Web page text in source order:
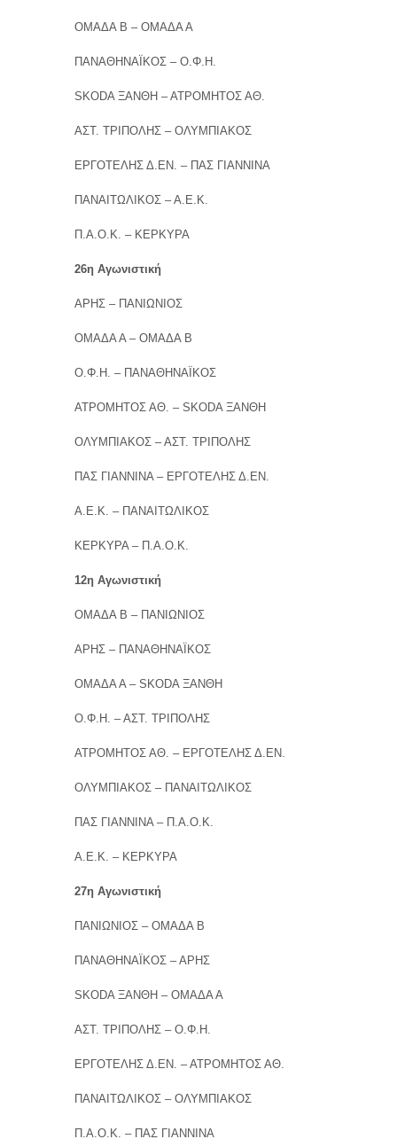
ΟΜΑΔΑ Β – ΟΜΑΔΑ Α
ΠΑΝΑΘΗΝΑΪΚΟΣ – Ο.Φ.Η.
SKODA ΞΑΝΘΗ – ΑΤΡΟΜΗΤΟΣ ΑΘ.
ΑΣΤ. ΤΡΙΠΟΛΗΣ – ΟΛΥΜΠΙΑΚΟΣ
ΕΡΓΟΤΕΛΗΣ Δ.ΕΝ. – ΠΑΣ ΓΙΑΝΝΙΝΑ
ΠΑΝΑΙΤΩΛΙΚΟΣ – Α.Ε.Κ.
Π.Α.Ο.Κ. – ΚΕΡΚΥΡΑ
26η Αγωνιστική
ΑΡΗΣ – ΠΑΝΙΩΝΙΟΣ
ΟΜΑΔΑ Α – ΟΜΑΔΑ Β
Ο.Φ.Η. – ΠΑΝΑΘΗΝΑΪΚΟΣ
ΑΤΡΟΜΗΤΟΣ ΑΘ. – SKODA ΞΑΝΘΗ
ΟΛΥΜΠΙΑΚΟΣ – ΑΣΤ. ΤΡΙΠΟΛΗΣ
ΠΑΣ ΓΙΑΝΝΙΝΑ – ΕΡΓΟΤΕΛΗΣ Δ.ΕΝ.
Α.Ε.Κ. – ΠΑΝΑΙΤΩΛΙΚΟΣ
ΚΕΡΚΥΡΑ – Π.Α.Ο.Κ.
12η Αγωνιστική
ΟΜΑΔΑ Β – ΠΑΝΙΩΝΙΟΣ
ΑΡΗΣ – ΠΑΝΑΘΗΝΑΪΚΟΣ
ΟΜΑΔΑ Α – SKODA ΞΑΝΘΗ
Ο.Φ.Η. – ΑΣΤ. ΤΡΙΠΟΛΗΣ
ΑΤΡΟΜΗΤΟΣ ΑΘ. – ΕΡΓΟΤΕΛΗΣ Δ.ΕΝ.
ΟΛΥΜΠΙΑΚΟΣ – ΠΑΝΑΙΤΩΛΙΚΟΣ
ΠΑΣ ΓΙΑΝΝΙΝΑ – Π.Α.Ο.Κ.
Α.Ε.Κ. – ΚΕΡΚΥΡΑ
27η Αγωνιστική
ΠΑΝΙΩΝΙΟΣ – ΟΜΑΔΑ Β
ΠΑΝΑΘΗΝΑΪΚΟΣ – ΑΡΗΣ
SKODA ΞΑΝΘΗ – ΟΜΑΔΑ Α
ΑΣΤ. ΤΡΙΠΟΛΗΣ – Ο.Φ.Η.
ΕΡΓΟΤΕΛΗΣ Δ.ΕΝ. – ΑΤΡΟΜΗΤΟΣ ΑΘ.
ΠΑΝΑΙΤΩΛΙΚΟΣ – ΟΛΥΜΠΙΑΚΟΣ
Π.Α.Ο.Κ. – ΠΑΣ ΓΙΑΝΝΙΝΑ